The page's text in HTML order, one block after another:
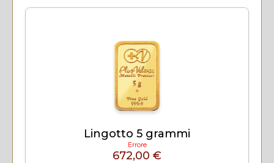
Lingotto 5 grammi
Errore
672,00 €